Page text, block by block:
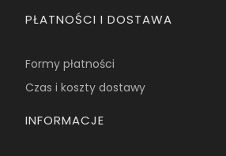
PŁATNOŚCI I DOSTAWA
Formy płatności
Czas i koszty dostawy
INFORMACJE